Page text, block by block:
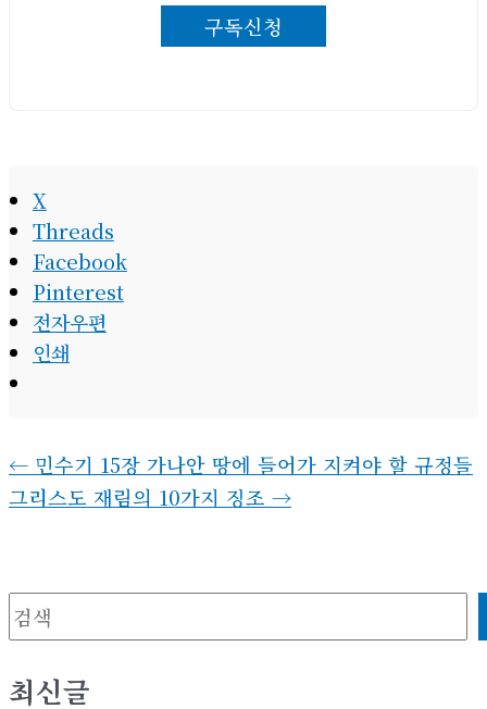
구독신청
X
Threads
Facebook
Pinterest
전자우편
인쇄
← 민수기 15장 가나안 땅에 들어가 지켜야 할 규정들
그리스도 재림의 10가지 징조 →
검색
최신글